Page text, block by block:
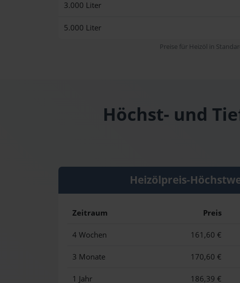
3.000 Liter
5.000 Liter
Preise für Heizöl in
Höchst- und
Heizölpreis-
Zeitraum Preis
4 Wochen 161,60 €
3 Monate 170,60 €
1 Jahr 186,39 €